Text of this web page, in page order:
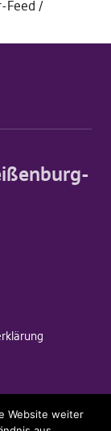
Feed
Gunzenhausen
Website weiter